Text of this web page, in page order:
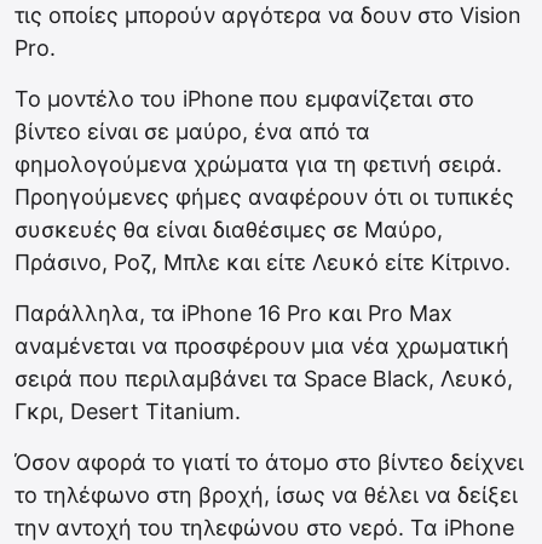
τις οποίες μπορούν αργότερα να δουν στo Vision
Pro.
Το μοντέλο του iPhone που εμφανίζεται στο
βίντεο είναι σε μαύρο, ένα από τα
φημολογούμενα χρώματα για τη φετινή σειρά.
Προηγούμενες φήμες αναφέρουν ότι οι τυπικές
συσκευές θα είναι διαθέσιμες σε Μαύρο,
Πράσινο, Ροζ, Μπλε και είτε Λευκό είτε Κίτρινο.
Παράλληλα, τα iPhone 16 Pro και Pro Max
αναμένεται να προσφέρουν μια νέα χρωματική
σειρά που περιλαμβάνει τα Space Black, Λευκό,
Γκρι, Desert Titanium.
Όσον αφορά το γιατί το άτομο στο βίντεο δείχνει
το τηλέφωνο στη βροχή, ίσως να θέλει να δείξει
την αντοχή του τηλεφώνου στο νερό. Τα iPhone